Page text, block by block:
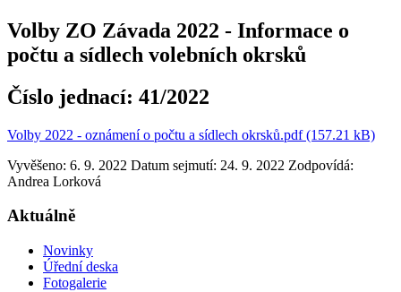
Volby ZO Závada 2022 - Informace o
počtu a sídlech volebních okrsků
Číslo jednací: 41/2022
Volby 2022 - oznámení o počtu a sídlech okrsků.pdf (157.21 kB)
Vyvěšeno: 6. 9. 2022 Datum sejmutí: 24. 9. 2022 Zodpovídá:
Andrea Lorková
Aktuálně
Novinky
Úřední deska
Fotogalerie